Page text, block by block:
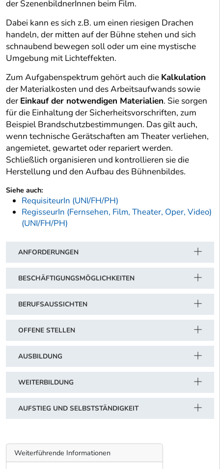
der SzenenbildnerInnen beim Film.
Dabei kann es sich z.B. um einen riesigen Drachen
handeln, der mitten auf der Bühne stehen und sich
schnaubend bewegen soll oder um eine mystische
Umgebung mit Lichteffekten.
Zum Aufgabenspektrum gehört auch die Kalkulation
der Materialkosten und des Arbeitsaufwands sowie
der Einkauf der notwendigen Materialien. Sie sorgen
für die Einhaltung der Sicherheitsvorschriften, zum
Beispiel Brandschutzbestimmungen. Das gilt auch,
wenn technische Gerätschaften am Theater verliehen,
angemietet, gewartet oder repariert werden.
Schließlich organisieren und kontrollieren sie die
Herstellung und den Aufbau des Bühnenbildes.
Siehe auch:
RequisiteurIn (UNI/FH/PH)
RegisseurIn (Fernsehen, Film, Theater, Oper, Video)
(UNI/FH/PH)
ANFORDERUNGEN
BESCHÄFTIGUNGSMÖGLICHKEITEN
BERUFSAUSSICHTEN
OFFENE STELLEN
AUSBILDUNG
WEITERBILDUNG
AUFSTIEG UND SELBSTSTÄNDIGKEIT
Weiterführende Informationen